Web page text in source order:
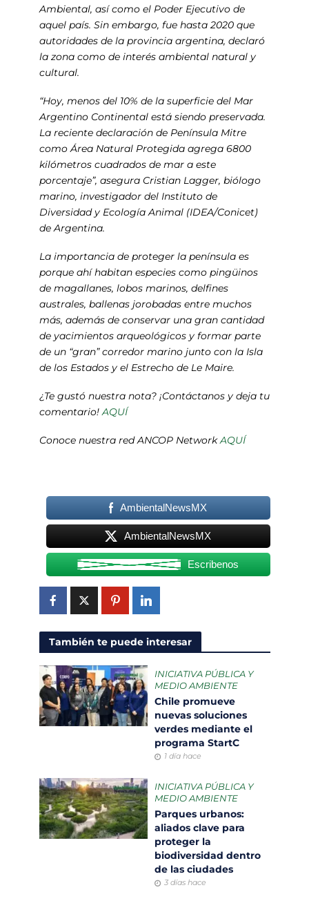
Ambiental, así como el Poder Ejecutivo de
aquel país. Sin embargo, fue hasta 2020 que
autoridades de la provincia argentina, declaró
la zona como de interés ambiental natural y
cultural.
“Hoy, menos del 10% de la superficie del Mar
Argentino Continental está siendo preservada.
La reciente declaración de Península Mitre
como Área Natural Protegida agrega 6800
kilómetros cuadrados de mar a este
porcentaje”, asegura Cristian Lagger, biólogo
marino, investigador del Instituto de
Diversidad y Ecología Animal (IDEA/Conicet)
de Argentina.
La importancia de proteger la península es
porque ahí habitan especies como pingüinos
de magallanes, lobos marinos, delfines
australes, ballenas jorobadas entre muchos
más, además de conservar una gran cantidad
de yacimientos arqueológicos y formar parte
de un “gran” corredor marino junto con la Isla
de los Estados y el Estrecho de Le Maire.
¿Te gustó nuestra nota? ¡Contáctanos y deja tu
comentario!AQUÍ
Conoce nuestra red ANCOP NetworkAQUÍ
AmbientalNewsMX
AmbientalNewsMX
Escribenos
También te puede interesar
INICIATIVA PÚBLICA Y
MEDIO AMBIENTE
Chile promueve
nuevas soluciones
verdes mediante el
programa StartC
1 día hace
INICIATIVA PÚBLICA Y
MEDIO AMBIENTE
Parques urbanos:
aliados clave para
proteger la
biodiversidad dentro
de las ciudades
3 días hace